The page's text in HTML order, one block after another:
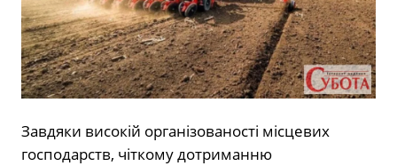
Завдяки високій організованості місцевих
господарств, чіткому дотриманню